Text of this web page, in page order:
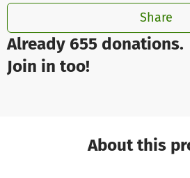
Already 655 donations.
Join in too!
Share
About this